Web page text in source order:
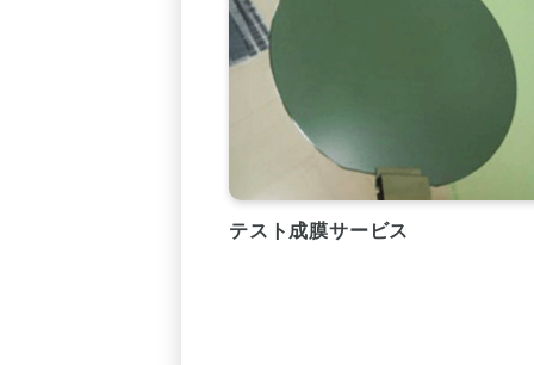
テスト成膜サービス